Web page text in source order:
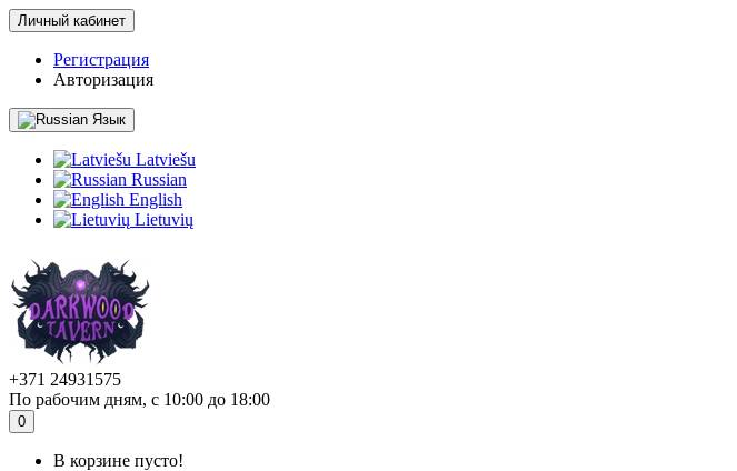
Личный кабинет
Регистрация
Авторизация
Язык
Latviešu
Russian
English
Lietuvių
+371 24931575
По рабочим дням, с 10:00 до 18:00
0
В корзине пусто!